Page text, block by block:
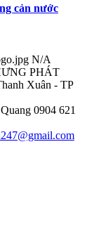
cản nước
N/A
PHÁT
Xuân - TP
0904 621